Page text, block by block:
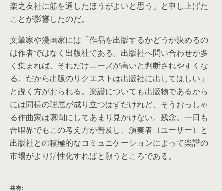
楽之友社に筋を通したほうがよいと思う」と申し上げた
ことが影響したのだ。
文筆家や漫画家には「作品を出版するかどうか決めるの
は作者ではなく出版社である。出版社へ問い合わせが多
く集まれば、それだけニーズが高いと判断されやすくな
る。だから出版のリクエストは出版社に出してほしい」
と説く方がおられる。楽譜についても出版物であるから
には同様の理屈が成り立つはずだけれど、そうおっしゃ
る作曲家は寡聞にしてあまり見かけない。残念。一日も
合唱界でもこの考え方が普及し、演奏者（ユーザー）と
出版社との積極的なコミュニケーションによって楽譜の
市場がより活性化すればと願うところである。
共有: